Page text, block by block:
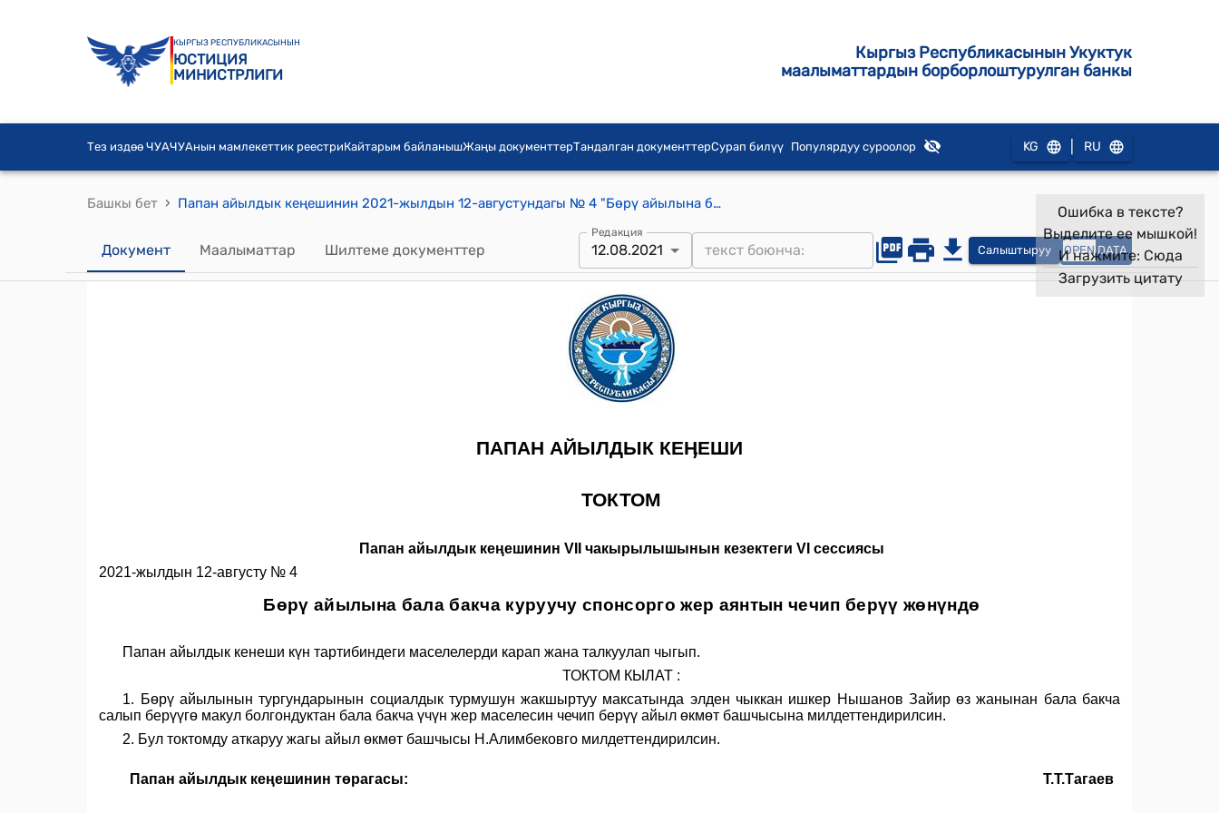
КЫРГЫЗ РЕСПУБЛИКАСЫНЫН
ЮСТИЦИЯ
МИНИСТРЛИГИ
Кыргыз Республикасынын Укуктук
маалыматтардын борборлоштурулган банкы
Тез издөө ЧУАЧУАнын мамлекеттик реестриКайтарым байланышЖаңы документтерТандалган документтерСурап билүү Популярдуу суроолор KG RU
Башкы бет › Папан айылдык кеңешинин 2021-жылдын 12-августундагы № 4 "Бөрү айылына бала бакча куруучу спонсорго жер аянтын чечип берүү жөнүндө" токтому
Документ Маалыматтар Шилтеме документтер
Редакция
12.08.2021 Салыштыруу OPEN DATA
Ошибка в тексте?
Выделите ее мышкой!
И нажмите: Сюда
Загрузить цитату